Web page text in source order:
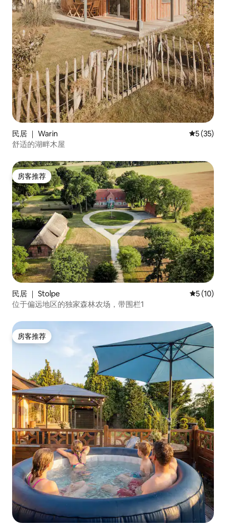
民居 ｜ Warin 平均评分
5 (35)
舒适的湖畔木屋
房客推荐
房客推荐
民居 ｜ Stolpe 平均评分
5 (10)
位于偏远地区的独家森林农场，带围栏1
房客推荐
房客推荐